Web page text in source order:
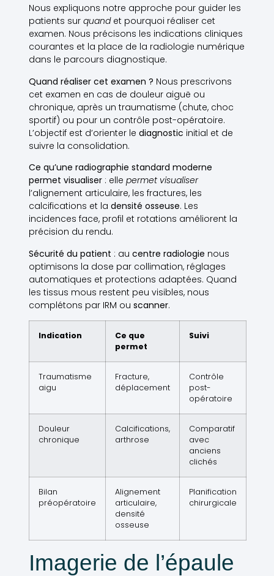
Nous expliquons notre approche pour guider les
patients sur quandet pourquoi réaliser cet
examen. Nous précisons les indications cliniques
courantes et la place de la radiologie numérique
dans le parcours diagnostique.
Quand réaliser cet examen ? Nous prescrivons
cet examen en cas de douleur aiguë ou
chronique, après un traumatisme (chute, choc
sportif) ou pour un contrôle post-opératoire.
L’objectif est d’orienter le diagnostic initial et de
suivre la consolidation.
Ce qu’une radiographie standard moderne
permet visualiser: elle permet visualiser
l’alignement articulaire, les fractures, les
calcifications et la densité osseuse. Les
incidences face, profil et rotations améliorent la
précision du rendu.
Sécurité du patient : au centre radiologie nous
optimisons la dose par collimation, réglages
automatiques et protections adaptées. Quand
les tissus mous restent peu visibles, nous
complétons par IRM ou scanner.
Indication
Ce que
permet
Suivi
Traumatisme
aigu
Fracture,
déplacement
Contrôle
post-
opératoire
Douleur
chronique
Calcifications,
arthrose
Comparatif
avec
anciens
clichés
Bilan
préopératoire
Alignement
articulaire,
densité
osseuse
Planification
chirurgicale
Imagerie de l’épaule